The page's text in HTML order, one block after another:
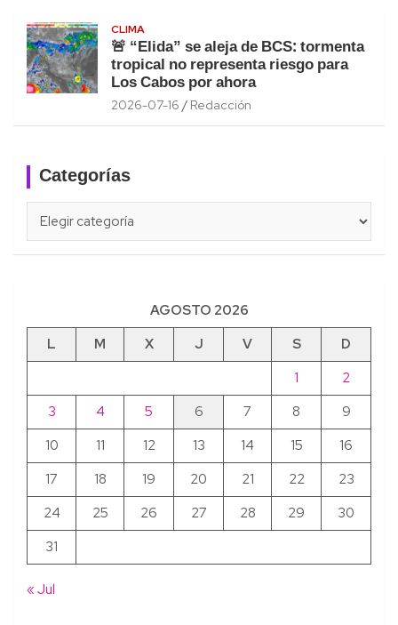
CLIMA
🚨 “Elida” se aleja de BCS: tormenta
tropical no representa riesgo para
Los Cabos por ahora
2026-07-16 Redacción
Categorías
AGOSTO 2026
L
M X J V S
D
1
2
3
4 5 6 7 8
9
10
11 12 13 14 15
16
17
18 19 20 21 22
23
24
25 26 27 28 29
30
31
« Jul